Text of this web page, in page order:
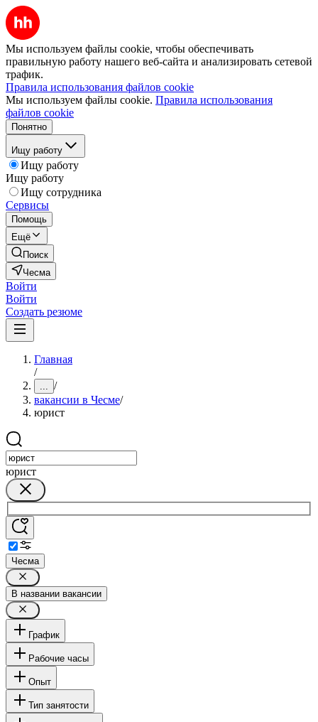
Мы используем файлы cookie, чтобы обеспечивать
правильную работу нашего веб-сайта и анализировать сетевой
трафик.
Правила использования файлов cookie
Мы используем файлы cookie. Правила использования
файлов cookie
Понятно
Ищу работу
Ищу работу
Ищу работу
Ищу сотрудника
Сервисы
Помощь
Ещё
Поиск
Чесма
Войти
Войти
Создать резюме
Главная
/
... /
вакансии в Чесме/
юрист
юрист
Чесма
В названии вакансии
График
Рабочие часы
Опыт
Тип занятости